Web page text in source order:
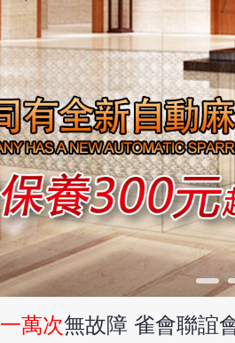
一萬次無故障 雀會聯誼